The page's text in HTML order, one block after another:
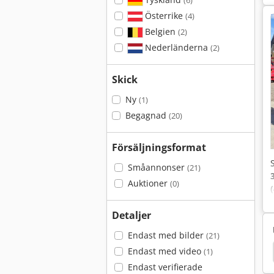
Österrike (4)
Belgien (2)
Nederländerna (2)
Skick
Ny (1)
Begagnad (20)
Försäljningsformat
Småannonser (21)
Auktioner (0)
Detaljer
Endast med bilder (21)
Endast med video (1)
Endast verifierade
Neuson 3003 Neuson 2503